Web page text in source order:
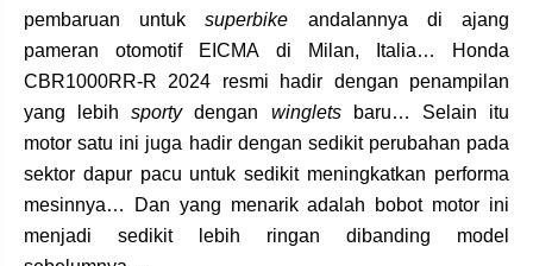
pembaruan untuksuperbike andalannya di ajang
pameran otomotif EICMA di Milan, Italia… Honda
CBR1000RR-R 2024 resmi hadir dengan penampilan
yang lebihsportydengan wingletsbaru… Selain itu
motor satu ini juga hadir dengan sedikit perubahan pada
sektor dapur pacu untuk sedikit meningkatkan performa
mesinnya… Dan yang menarik adalah bobot motor ini
menjadi sedikit lebih ringan dibanding model